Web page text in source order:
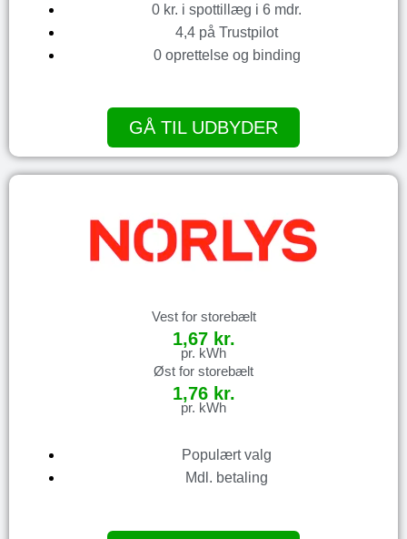
0 kr. i spottillæg i 6 mdr.
4,4 på Trustpilot
0 oprettelse og binding
GÅ TIL UDBYDER
Vest for storebælt
1,67 kr.
pr. kWh
Øst for storebælt
1,76 kr.
pr. kWh
Populært valg
Mdl. betaling